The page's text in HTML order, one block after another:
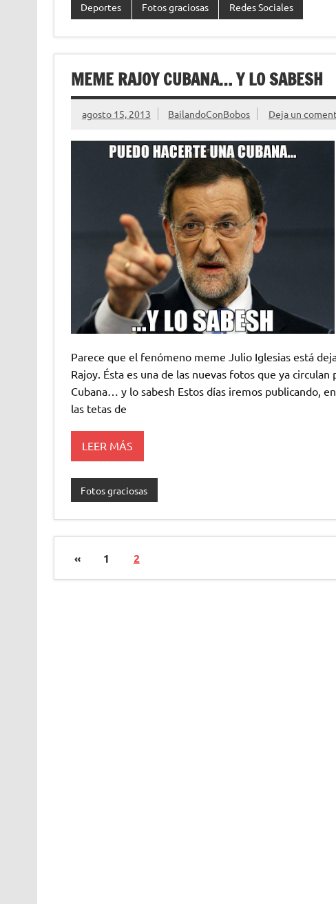
Deportes Fotos graciosas Redes Sociales
MEME RAJOY CUBANA… Y LO SABESH
agosto 15, 2013 BailandoConBobos Deja un
Parece que el fenómeno meme Julio Iglesias está
Rajoy. Ésta es una de las nuevas fotos que ya
Cubana… y lo sabesh Estos días iremos publicando,
las tetas de
LEER MÁS
Fotos graciosas
« 1 2